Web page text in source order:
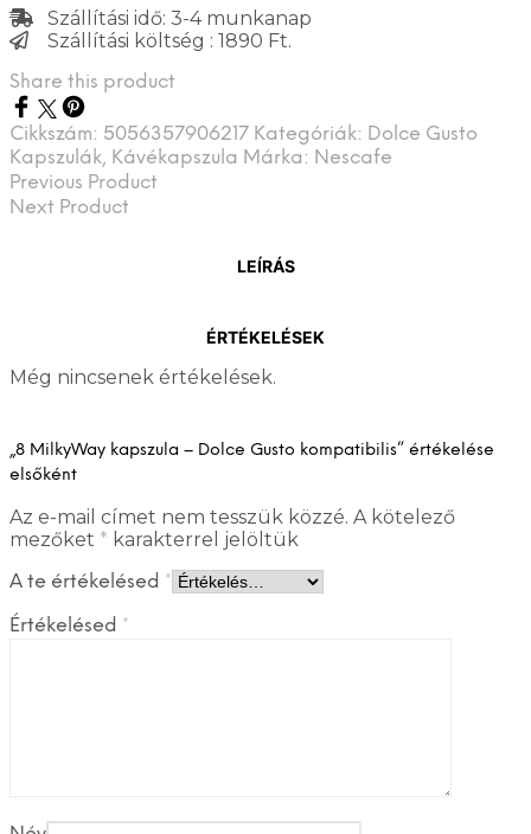
Szállítási idő: 3-4 munkanap
Szállítási költség : 1890 Ft.
Share this product
Cikkszám: 5056357906217 Kategóriák: Dolce Gusto
Kapszulák, Kávékapszula Márka: Nescafe
Previous Product
Next Product
LEÍRÁS
ÉRTÉKELÉSEK
Még nincsenek értékelések.
„8 MilkyWay kapszula – Dolce Gusto kompatibilis” értékelése
elsőként
Az e-mail címet nem tesszük közzé. A kötelező
mezőket * karakterrel jelöltük
A te értékelésed *
Értékelésed *